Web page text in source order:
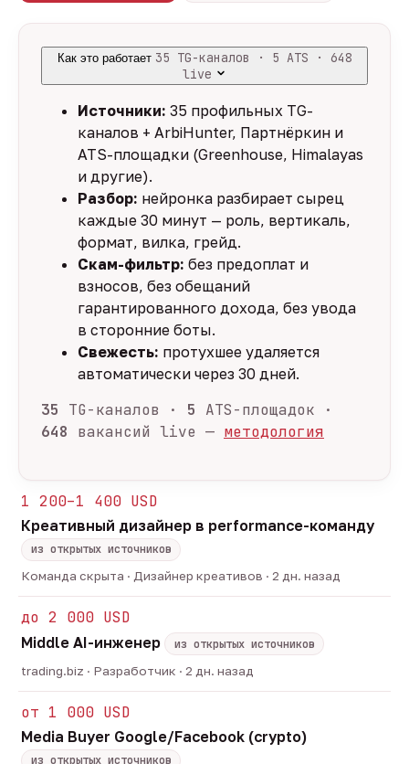
Как это работает 35 TG-каналов · 5 ATS · 648
live
Источники: 35 профильных TG-
каналов + ArbiHunter, Партнёркин и
ATS-площадки (Greenhouse, Himalayas
и другие).
Разбор: нейронка разбирает сырец
каждые 30 минут — роль, вертикаль,
формат, вилка, грейд.
Скам-фильтр: без предоплат и
взносов, без обещаний
гарантированного дохода, без увода
в сторонние боты.
Свежесть: протухшее удаляется
автоматически через 30 дней.
35 TG-каналов · 5 ATS-площадок ·
648 вакансий live — методология
1 200–1 400 USD
Креативный дизайнер в performance-команду
из открытых источников
Команда скрыта · Дизайнер креативов · 2 дн. назад
до 2 000 USD
Middle AI-инженер
из открытых источников
trading.biz · Разработчик · 2 дн. назад
от 1 000 USD
Media Buyer Google/Facebook (crypto)
из открытых источников